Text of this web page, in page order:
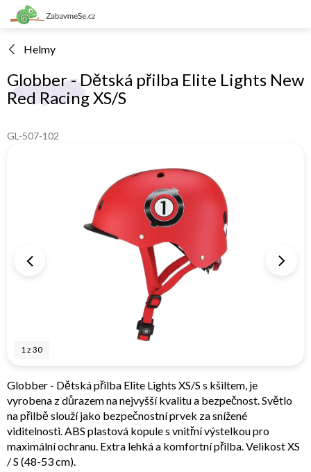
Přejít
na
Helmy
Globber - Dětská přilba Elite Lights New
Red Racing XS/S
GL-507-102
1z 30
Globber - Dětská přilba Elite Lights XS/S s kšiltem, je
vyrobena z důrazem na nejvyšší kvalitu a bezpečnost. Světlo
na přilbě slouží jako bezpečnostní prvek za snížené
viditelnosti. ABS plastová kopule s vnitřní výstelkou pro
maximální ochranu. Extra lehká a komfortní přilba. Velikost XS
/ S (48-53 cm).